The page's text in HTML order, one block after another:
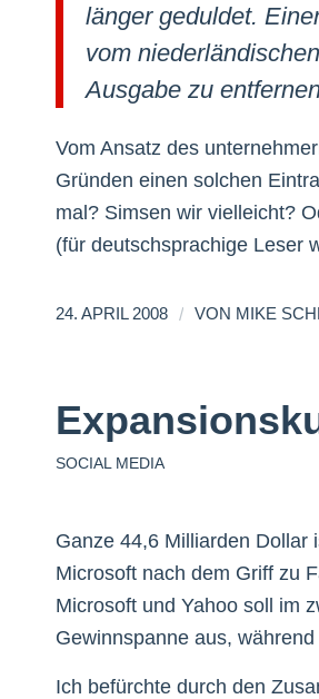
länger geduldet.
vom
Ausgabe zu
Vom Ansatz des
Gründen einen solchen
mal? Simsen wir vielleicht?
(für deutschsprachige Leser
24. APRIL 2008 / VON MIKE
SOCIAL MEDIA
Ganze 44,6 Milliarden Dollar
Microsoft nach dem Griff zu
Microsoft und Yahoo soll im
Gewinnspanne aus,
Ich befürchte durch den